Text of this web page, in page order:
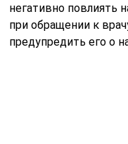
негативно повлиять
при обращении к
предупредить его о